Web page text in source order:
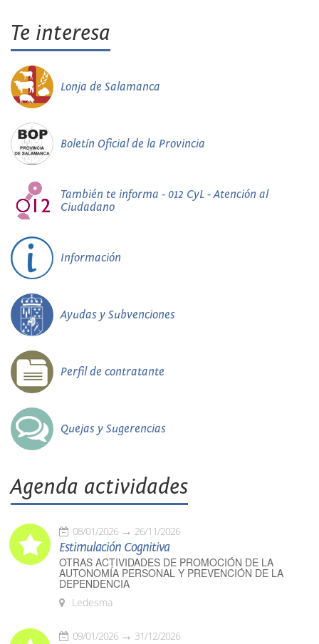
Te interesa
Lonja de Salamanca
Boletín Oficial de la Provincia
También te informa - 012 CyL - Atención al
Ciudadano
Información
Ayudas y Subvenciones
Perfil de contratante
Quejas y Sugerencias
Agenda actividades
08/01/2026 26/11/2026
Estimulación Cognitiva
OTRAS ACTIVIDADES DE PROMOCIÓN DE LA
AUTONOMÍA PERSONAL Y PREVENCIÓN DE LA
DEPENDENCIA
Ledesma
09/01/2026 31/12/2026